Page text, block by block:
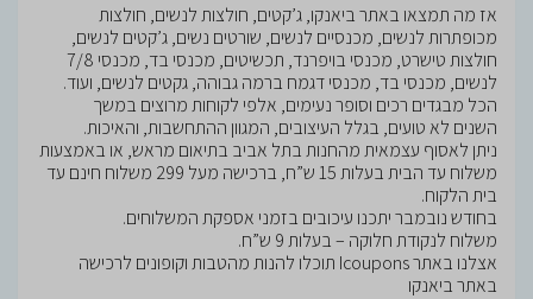
אז מה תמצאו באתר ביאנקו, ג’קטים, חולצות לנשים, חולצות
מכופתרות לנשים, מכנסיים לנשים, שורטים נשים, ג’קטים לנשים,
חולצות טישרט, מכנסי בויפרנד, תכשיטים, מכנסי בד, מכנסי 7/8
לנשים, מכנסי בד, מכנסי דגמח ברמה גבוהה, גקטים לנשים, ועוד.
הכל מבגדים רכים וסופר נעימים, אלפי לקוחות מרוצים במשך
השנים לא טועים, בגלל העיצובים, המגוון ההתחשבות, והאיכות.
ניתן לאסוף עצמאית מהחנות בתל אביב בתיאום מראש, או באמצעות
משלוח עד הבית בעלות 15 ש”ח, ברכישה מעל 299 משלוח חינם עד
בית הלקוח.
בחודש נובמבר יתכנו עיכובים בזמני אספקת המשלוחים.
משלוח לנקודת חלוקה – בעלות 9 ש”ח.
אצלנו באתר Icoupons תוכלו להנות מהטבות וקופונים לרכישה
באתר ביאנקו